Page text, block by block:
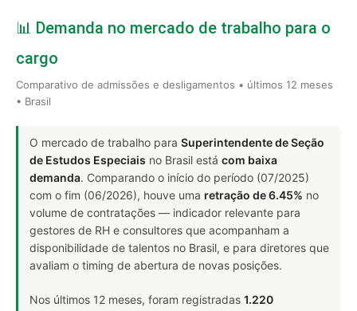
📊 Demanda no mercado de trabalho para o
cargo
Comparativo de admissões e desligamentos • últimos 12 meses
• Brasil
O mercado de trabalho para Superintendente de Seção
de Estudos Especiais no Brasil está com baixa
demanda. Comparando o início do período (07/2025)
com o fim (06/2026), houve uma retração de 6.45% no
volume de contratações — indicador relevante para
gestores de RH e consultores que acompanham a
disponibilidade de talentos no Brasil, e para diretores que
avaliam o timing de abertura de novas posições.
Nos últimos 12 meses, foram registradas 1.220